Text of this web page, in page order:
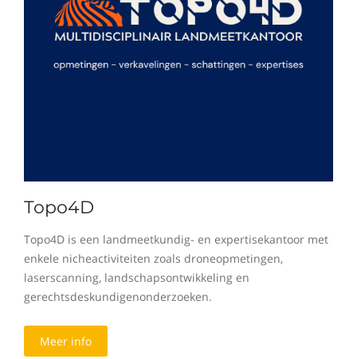
Topo4D
Topo4D is een landmeetkundig- en expertisekantoor met
enkele nicheactiviteiten zoals droneopmetingen,
laserscanning, landschapsontwikkeling en
gerechtsdeskundigenonderzoeken.
Meer info